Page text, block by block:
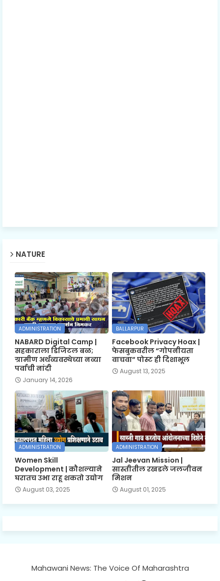
NATURE
ADMINISTRATION
NABARD Digital Camp |
सहकाराला डिजिटल बळ;
ग्रामीण अर्थव्यवस्थेच्या नव्या
पर्वाची नांदी
January 14, 2026
BALLARPUR
Facebook Privacy Hoax |
फेसबुकवरील “गोपनीयता
वाचवा” पोस्ट ही दिशाभूल
August 13, 2025
ADMINISTRATION
Women Skill
Development | कौशल्याने
घरातच उभा राहू शकतो उद्योग
August 03, 2025
ADMINISTRATION
Jal Jeevan Mission |
सास्तीतील रखडले जलजीवन
मिशन
August 01, 2025
Mahawani News: The Voice Of Maharashtra